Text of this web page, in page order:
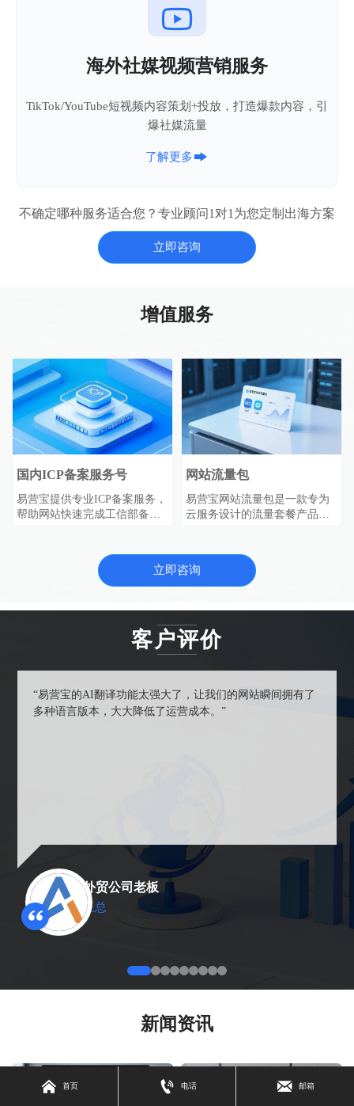

海外社媒视频营销服务
TikTok/YouTube短视频内容策划+投放，打造爆款内容，引
爆社媒流量
了解更多
不确定哪种服务适合您？专业顾问1对1为您定制出海方案
立即咨询
增值服务
国内ICP备案服务号
易营宝提供专业ICP备案服务，
帮助网站快速完成工信部备案
息服务备案管理办法》要求，
一站式解决备案难题。
网站流量包
易营宝网站流量包是一款专为
云服务设计的流量套餐产品，
用，使用便捷且性价比高，助
力企业高效管理网络资源。
立即咨询
客户评价
“易营宝的AI翻译功能太强大了，让我们的网站瞬间拥有了
多种语言版本，大大降低了运营成本。”
外贸公司老板
王总
新闻资讯
 首页  电话  邮箱